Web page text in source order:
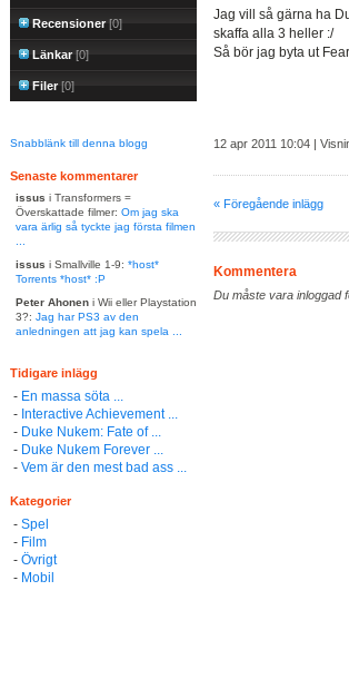
Recensioner[0]
Länkar[0]
Filer[0]
Snabblänk till denna blogg
Senaste kommentarer
issus i Transformers =
Överskattade filmer: Om jag ska
vara ärlig så tyckte jag första filmen
issus i Smallville 1-9: *host*
Torrents *host* :P
Peter Ahonen i Wii eller Playstation
3?: Jag har PS3 av den
anledningen att jag kan spela ...
Tidigare inlägg
- En massa söta ...
- Interactive Achievement ...
- Duke Nukem: Fate of ...
- Duke Nukem Forever ...
- Vem är den mest bad ass ...
Kategorier
- Spel
- Film
- Övrigt
- Mobil
Jag vill så gärna ha
skaffa alla 3 heller :/
Så bör jag byta ut
12 apr 2011 10:04 |
« Föregående inlägg
Kommentera
Du måste vara inloggad